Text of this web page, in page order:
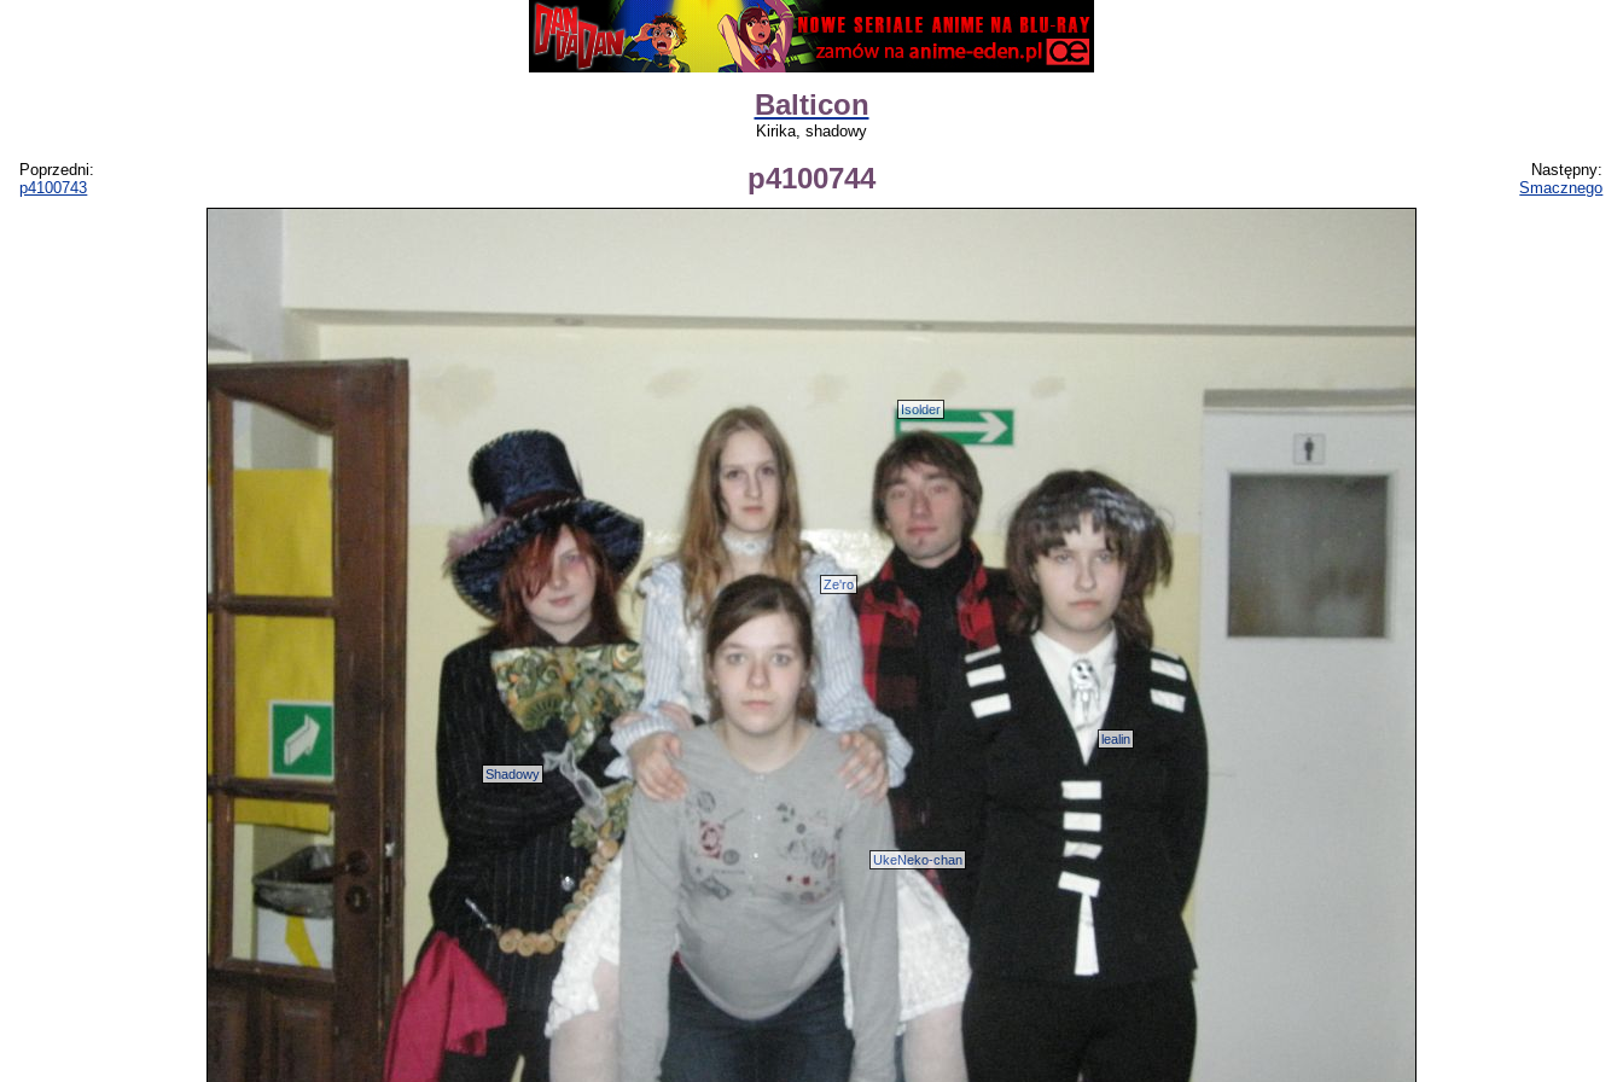
Balticon
Kirika, shadowy
Poprzedni:
p4100743
p4100744
Następny:
Smacznego
Isolder
lealin
Shadowy
UkeNeko-chan
Ze'ro